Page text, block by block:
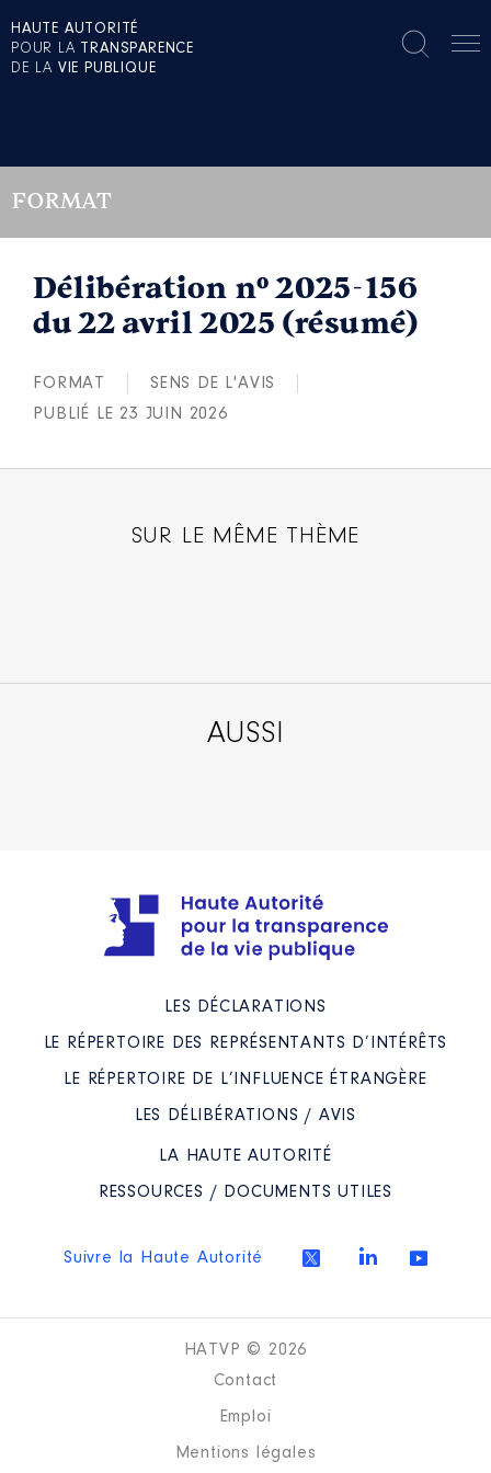
HAUTE AUTORITÉ
POUR LA TRANSPARENCE
DE LA VIE PUBLIQUE
FORMAT
Délibération n° 2025-156
du 22 avril 2025 (résumé)
FORMAT
SENS DE L'AVIS
PUBLIÉ LE 23 JUIN 2026
SUR LE MÊME THÈME
AUSSI
LES DÉCLARATIONS
LE RÉPERTOIRE DES REPRÉSENTANTS D’INTÉRÊTS
LE RÉPERTOIRE DE L’INFLUENCE ÉTRANGÈRE
LES DÉLIBÉRATIONS / AVIS
LA HAUTE AUTORITÉ
RESSOURCES / DOCUMENTS UTILES
Suivre la Haute Autorité
HATVP © 2026
Contact
Emploi
Mentions légales